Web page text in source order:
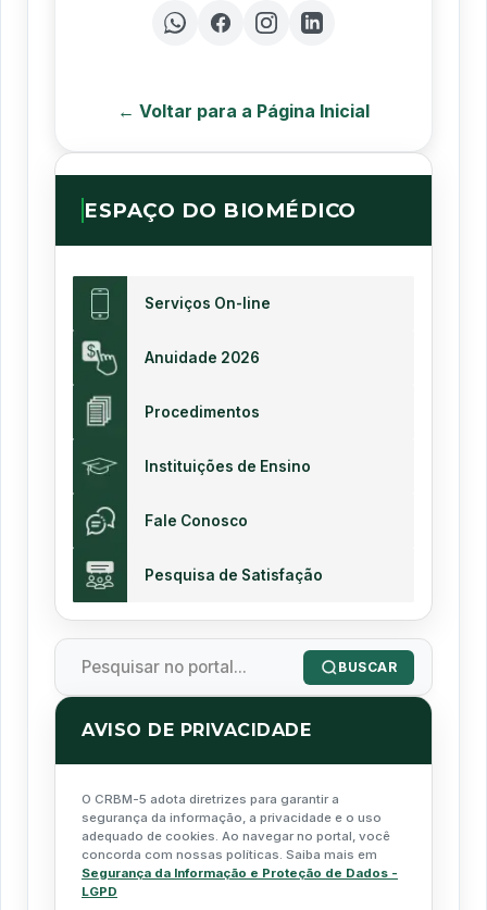
← Voltar para a Página Inicial
ESPAÇO DO BIOMÉDICO
Serviços On-line
Anuidade 2026
Procedimentos
Instituições de Ensino
Fale Conosco
Pesquisa de Satisfação
BUSCAR
AVISO DE PRIVACIDADE
O CRBM-5 adota diretrizes para garantir a
segurança da informação, a privacidade e o uso
adequado de cookies. Ao navegar no portal, você
concorda com nossas políticas. Saiba mais em
Segurança da Informação e Proteção de Dados -
LGPD